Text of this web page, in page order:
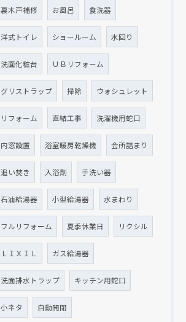
裏木戸補修 お風呂 食洗器
洋式トイレ ショールーム 水回り
洗面化粧台 ＵＢリフォーム
グリストラップ 掃除 ウォシュレット
リフォーム 直結工事 洗濯機用蛇口
内窓設置 浴室暖房乾燥機 会所詰まり
追い焚き 入浴剤 手洗い器
石油給湯器 小型給湯器 水まわり
フルリフォーム 夏季休業日 リクシル
ＬＩＸＩＬ ガス給湯器
洗面排水トラップ キッチン用蛇口
小ネタ 自動開閉